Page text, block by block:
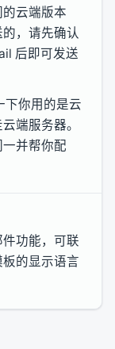
云端版本
，请先确认
后即可发送
下你用的是云
端服务器。
并帮你配
功能，可联
的显示语言